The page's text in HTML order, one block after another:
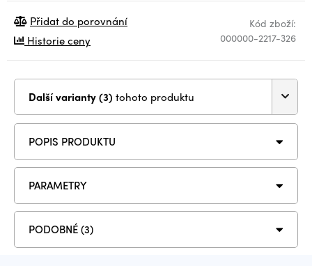
Kód zboží:
000000-2217-326
Přidat do porovnání
Historie ceny
Další varianty (3) tohoto produktu
POPIS PRODUKTU
PARAMETRY
PODOBNÉ (3)